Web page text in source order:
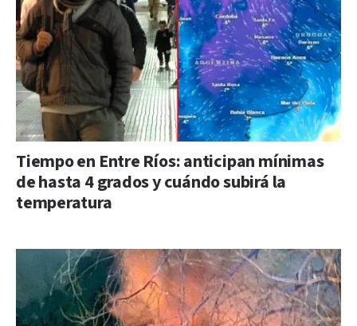
Tiempo en Entre Ríos: anticipan mínimas
de hasta 4 grados y cuándo subirá la
temperatura